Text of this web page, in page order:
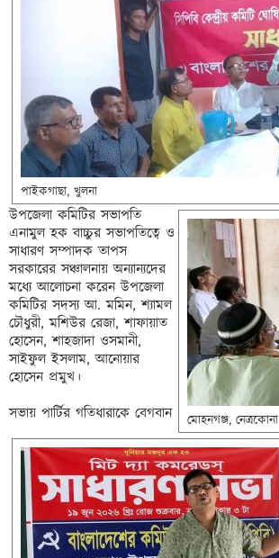
পাইকগাছা, খুলনা
মোহনগঞ্জ, নেত্রকোনা
উপজেলা কমিটির সভাপতি
এনামুল হক বাচ্চুর সভাপতিত্বে ও
সাধারণ সম্পাদক তাপস
সরকারের সঞ্চালনায় অন্যান্যদের
মধ্যে আলোচনা করেন উপজেলা
কমিটির সদস্য আ. মমিন, শ্যামল
চৌধুরী, মশিউর রেজা, শাফায়াত
হোসেন, শাহজাদা ওসমানী,
সাইফুল ইসলাম, আনোয়ার
হোসেন প্রমুখ।
সভায় পার্টির গতিধারাকে বেগবান